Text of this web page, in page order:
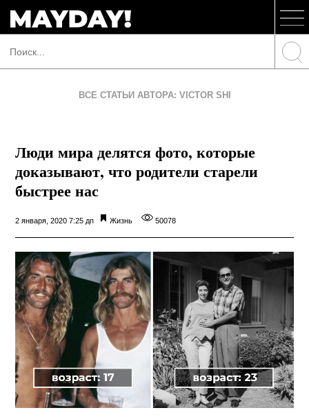
ВСЕ СТАТЬИ АВТОРА: VICTOR SHI
Люди мира делятся фото, которые
доказывают, что родители старели
быстрее нас
2 января, 2020 7:25 дп Жизнь 50078